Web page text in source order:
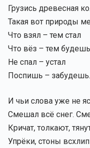
Грузись древесная
Такая вот природы
Что взял – тем стал
Что вёз – тем будешь
Не спал – устал
Поспишь – забудешь.
И чьи слова уже не
Смешал всё снег.
Кричат, толкают,
Упрёки, стоны